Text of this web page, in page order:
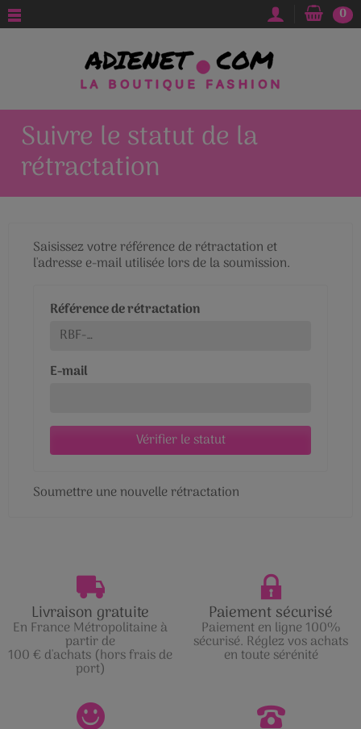
0
Suivre le statut de la
rétractation
Saisissez votre référence de rétractation et
l'adresse e-mail utilisée lors de la soumission.
Référence de rétractation
E-mail
Vérifier le statut
Soumettre une nouvelle rétractation
Livraison gratuite
En France Métropolitaine à
partir de
100 € d'achats (hors frais de
port)
Paiement sécurisé
Paiement en ligne 100%
sécurisé. Réglez vos achats
en toute sérénité